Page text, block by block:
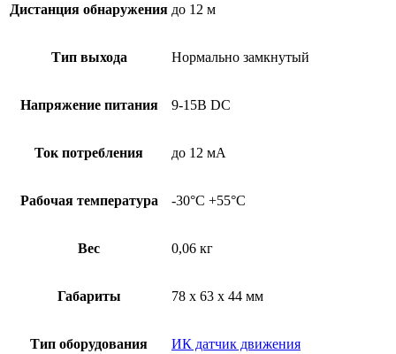
Дистанция обнаружения до 12 м
Тип выхода Нормально замкнутый
Напряжение питания 9-15В DC
Ток потребления до 12 мА
Рабочая температура -30°С +55°С
Вес 0,06 кг
Габариты 78 x 63 x 44 мм
Тип оборудования ИК датчик движения